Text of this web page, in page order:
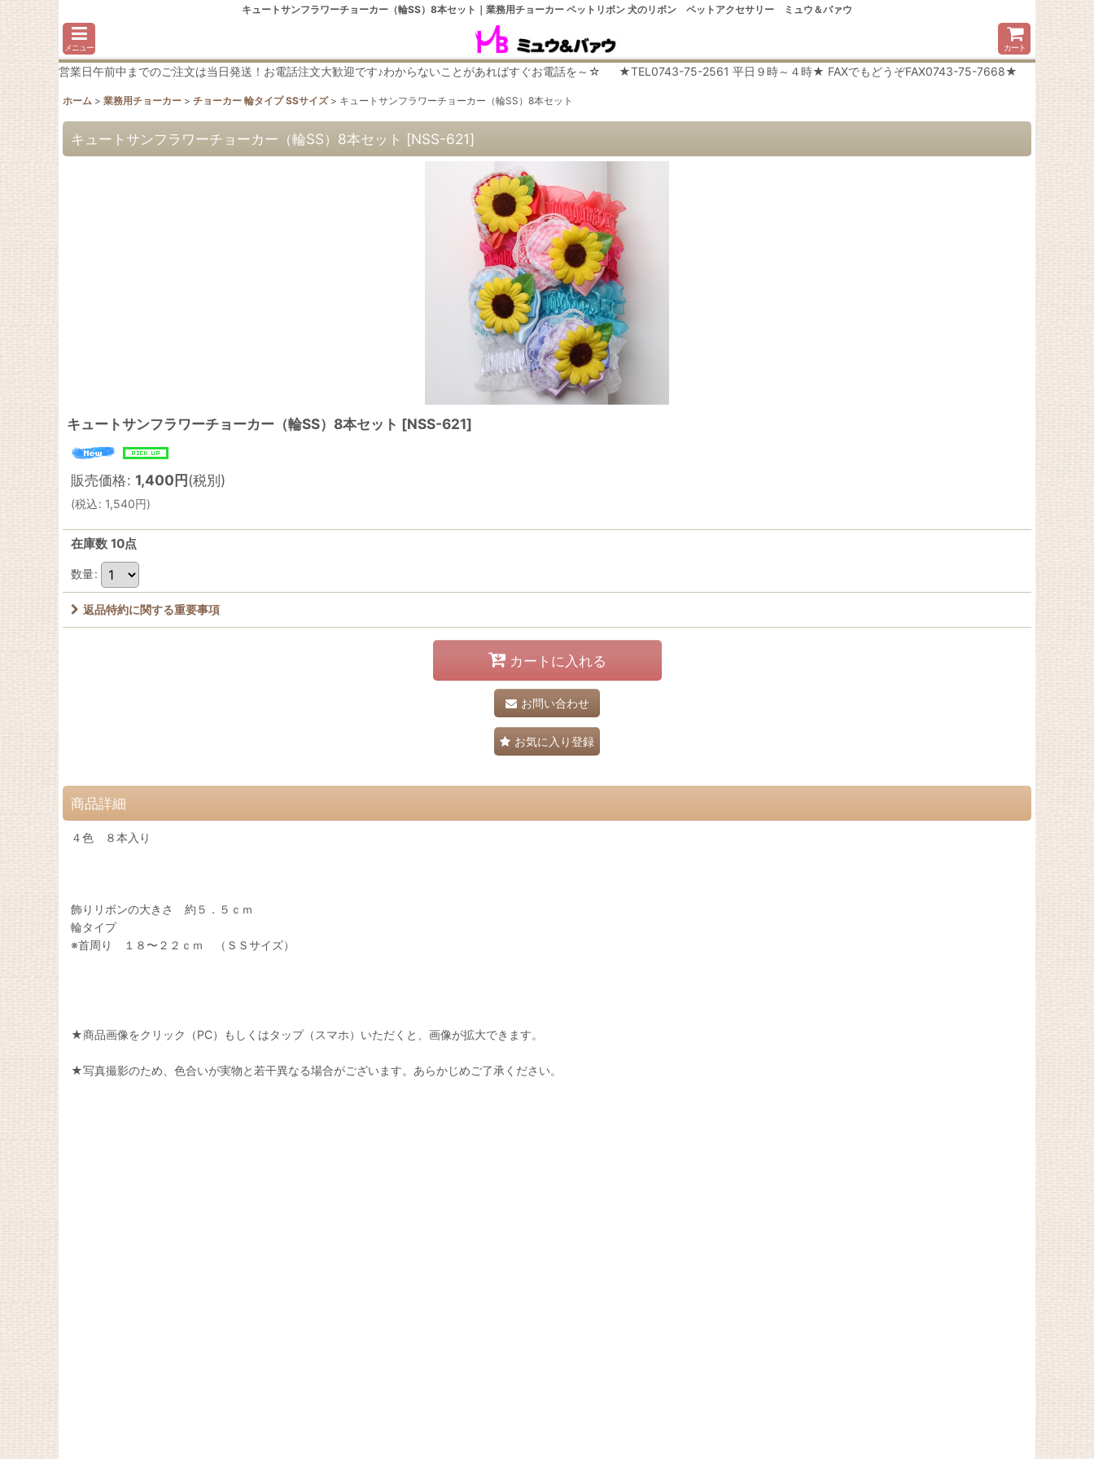
キュートサンフラワーチョーカー（輪SS）8本セット｜業務用チョーカー ペットリボン 犬のリボン ペットアクセサリー ミュウ＆バァウ
メニュー カート
営業日午前中までのご注文は当日発送！お電話注文大歓迎です♪わからないことがあればすぐお電話を～☆ ★TEL0743-75-2561 平日９時～４時★ FAXでもどうぞFAX0743-75-7668★
ホーム > 業務用チョーカー > チョーカー 輪タイプ SSサイズ > キュートサンフラワーチョーカー（輪SS）8本セット
キュートサンフラワーチョーカー（輪SS）8本セット [NSS-621]
キュートサンフラワーチョーカー（輪SS）8本セット [NSS-621]
販売価格: 1,400円(税別)
(税込: 1,540円)
在庫数 10点
数量:
返品特約に関する重要事項
カートに入れる
お問い合わせ
お気に入り登録
商品詳細
４色 ８本入り
飾りリボンの大きさ 約５．５ｃｍ
輪タイプ
※首周り １８〜２２ｃｍ （ＳＳサイズ）
★商品画像をクリック（PC）もしくはタップ（スマホ）いただくと、画像が拡大できます。
★写真撮影のため、色合いが実物と若干異なる場合がございます。あらかじめご了承ください。